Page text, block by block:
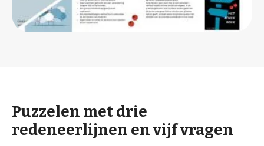
Puzzelen met drie
redeneerlijnen en vijf vragen